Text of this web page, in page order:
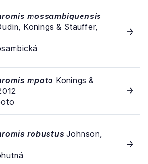
mossambiquensis
Konings & Stauffer,
mpoto Konings &
robustus Johnson,